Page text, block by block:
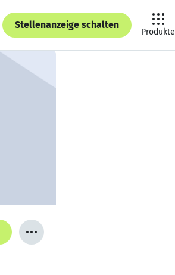
Stellenanzeige schalten
Produkte